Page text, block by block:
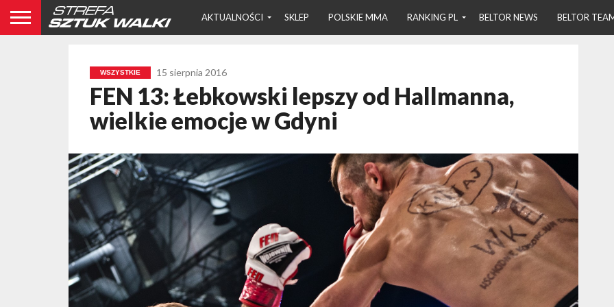
AKTUALNOŚCI SKLEP POLSKIE MMA RANKING PL BELTOR NEWS BELTOR
WSZYSTKIE 15 sierpnia 2016
FEN 13: Łebkowski lepszy od Hallmanna,
wielkie emocje w Gdyni